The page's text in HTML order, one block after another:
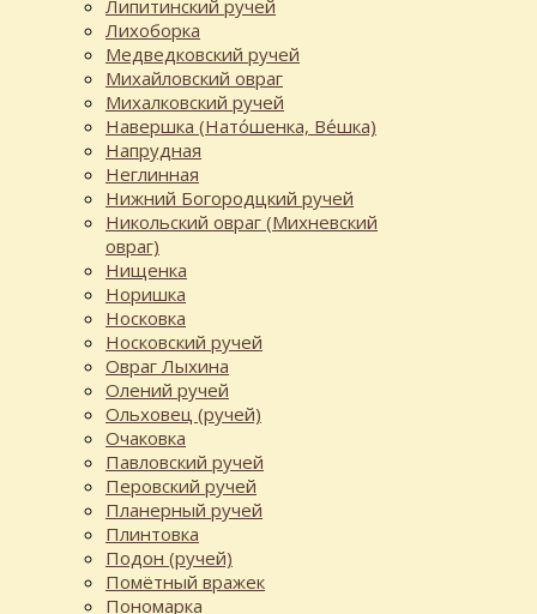
Липитинский ручей
Лихоборка
Медведковский ручей
Михайловский овраг
Михалковский ручей
Навершка (Нато́шенка, Ве́шка)
Напрудная
Неглинная
Нижний Богородцкий ручей
Никольский овраг (Михневский
овраг)
Нищенка
Норишка
Носковка
Носковский ручей
Овраг Лыхина
Олений ручей
Ольховец (ручей)
Очаковка
Павловский ручей
Перовский ручей
Планерный ручей
Плинтовка
Подон (ручей)
Помётный вражек
Пономарка